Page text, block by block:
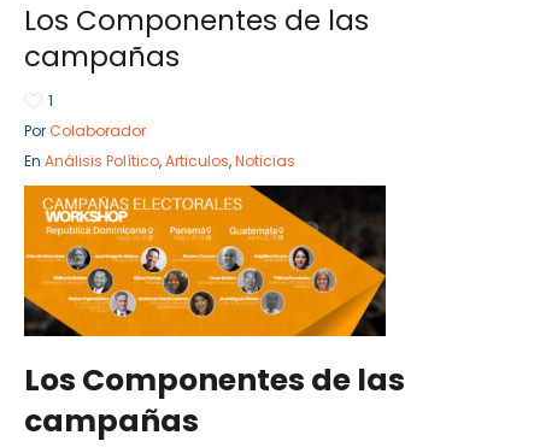
Sector Público
Servicios
Los Componentes de las
campañas
1
Por Colaborador
En Análisis Político,Articulos,Noticias
Los Componentes de las
campañas